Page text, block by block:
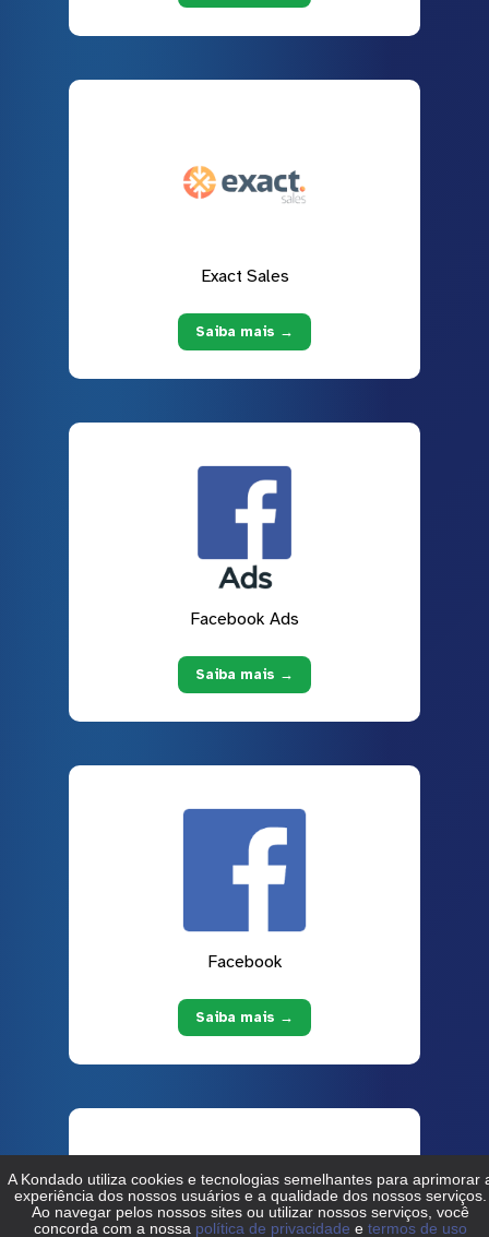
Exact Sales
Saiba mais →
Facebook Ads
Saiba mais →
Facebook
Saiba mais →